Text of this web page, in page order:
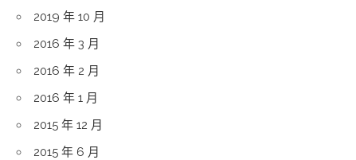
2019 年 10 月
2016 年 3 月
2016 年 2 月
2016 年 1 月
2015 年 12 月
2015 年 6 月